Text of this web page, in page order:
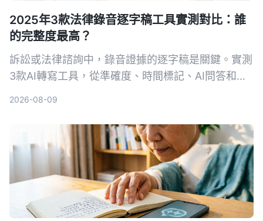
2025年3款法律錄音逐字稿工具實測對比：誰
的完整度最高？
訴訟或法律諮詢中，錄音證據的逐字稿是關鍵。實測
3款AI轉寫工具，從準確度、時間標記、AI問答和法
2026-08-09